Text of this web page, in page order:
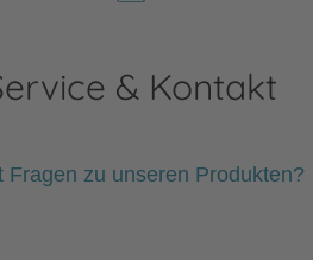
& Kontakt
Fragen zu unseren Produkten?